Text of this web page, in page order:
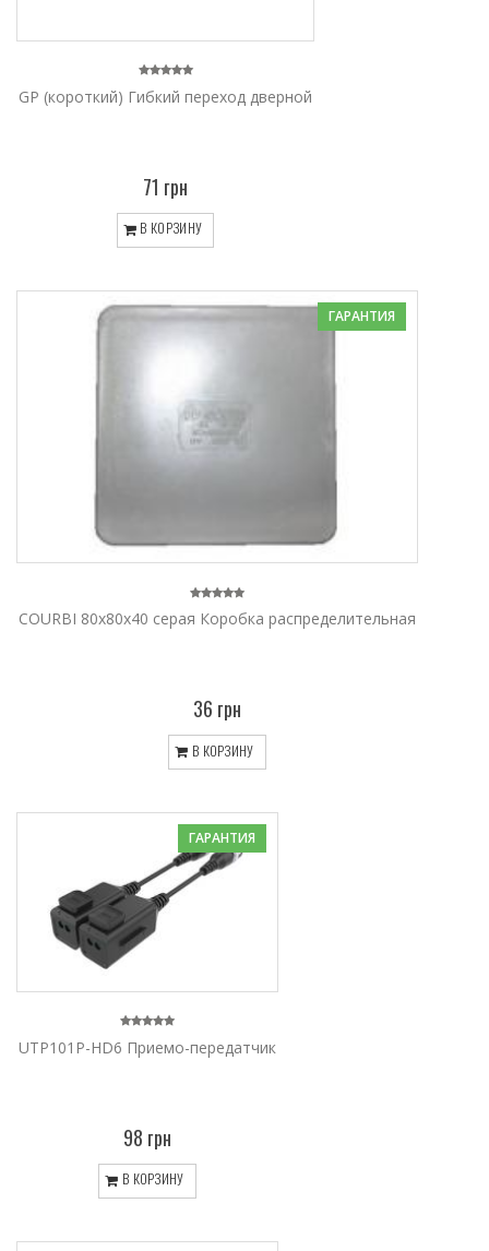
GP (короткий) Гибкий переход дверной
71 грн
В КОРЗИНУ
ГАРАНТИЯ
COURBI 80x80x40 серая Коробка распределительная
36 грн
В КОРЗИНУ
ГАРАНТИЯ
UTP101P-HD6 Приемо-передатчик
98 грн
В КОРЗИНУ